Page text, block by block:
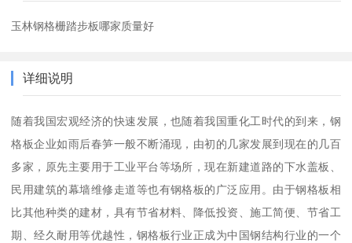
玉林钢格栅踏步板哪家质量好
详细说明
随着我国宏观经济的快速发展，也随着我国重化工时代的到来，钢
格板企业如雨后春笋一般不断涌现，由初的几家发展到现在的几百
多家，原先主要用于工业平台等场所，现在新建道路的下水盖板、
民用建筑的幕墙维修走道等也有钢格板的广泛应用。由于钢格板相
比其他种类的建材，具有节省材料、降低投资、施工简便、节省工
期、经久耐用等优越性，钢格板行业正成为中国钢结构行业的一个